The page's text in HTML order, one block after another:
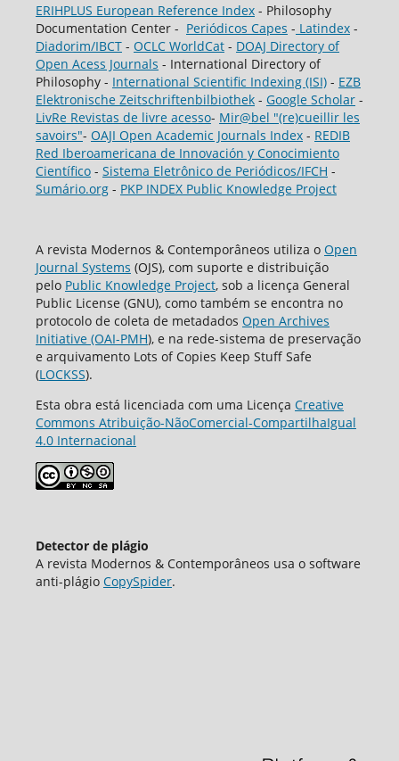
ERIHPLUS European Reference Index- Philosophy
Documentation Center - Periódicos Capes - Latindex-
Diadorim/IBCT- OCLC WorldCat- DOAJ Directory of
Open Acess Journals - International Directory of
Philosophy - International Scientific Indexing (ISI)- EZB
Elektronische Zeitschriftenbilbiothek- Google Scholar-
LivRe Revistas de livre acesso- Mir@bel "(re)cueillir les
savoirs"- OAJI Open Academic Journals Index- REDIB
Red Iberoamericana de Innovación y Conocimiento
Científico- Sistema Eletrônico de Periódicos/IFCH -
Sumário.org- PKP INDEX Public Knowledge Project
A revista Modernos & Contemporâneos utiliza o Open
Journal Systems (OJS), com suporte e distribuição
pelo Public Knowledge Project, sob a licença General
Public License (GNU), como também se encontra no
protocolo de coleta de metadados Open Archives
Initiative (OAI-PMH), e na rede-sistema de preservação
e arquivamento Lots of Copies Keep Stuff Safe
(LOCKSS).
Esta obra está licenciada com uma Licença Creative
Commons Atribuição-NãoComercial-CompartilhaIgual
4.0 Internacional
Detector de plágio
A revista Modernos & Contemporâneos usa o software
аnti-plágio CopySpider.